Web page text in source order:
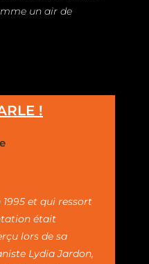
un air de
!
et qui ressort
était
lors de sa
Lydia Jardon,